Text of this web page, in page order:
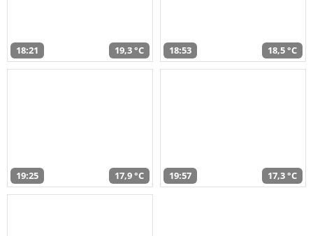
18:21 19,3 °C 18:53 18,5 °C
19:25 17,9 °C 19:57 17,3 °C